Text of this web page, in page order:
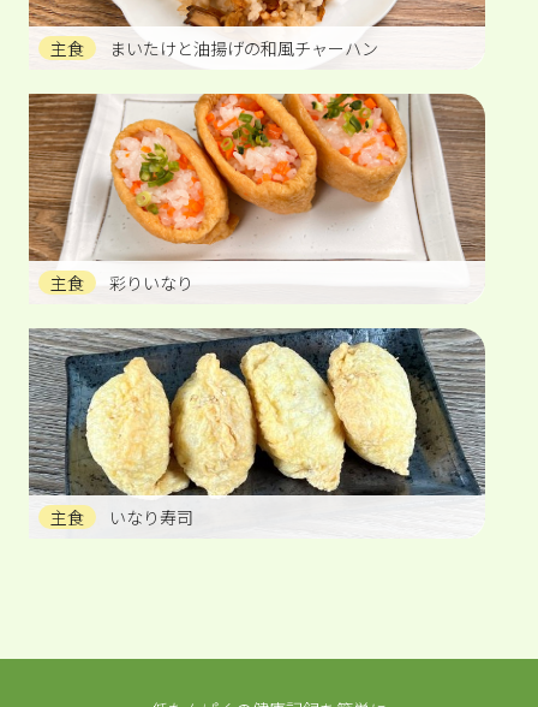
主食 まいたけと油揚げの和風チャーハン
主食 彩りいなり
主食 いなり寿司